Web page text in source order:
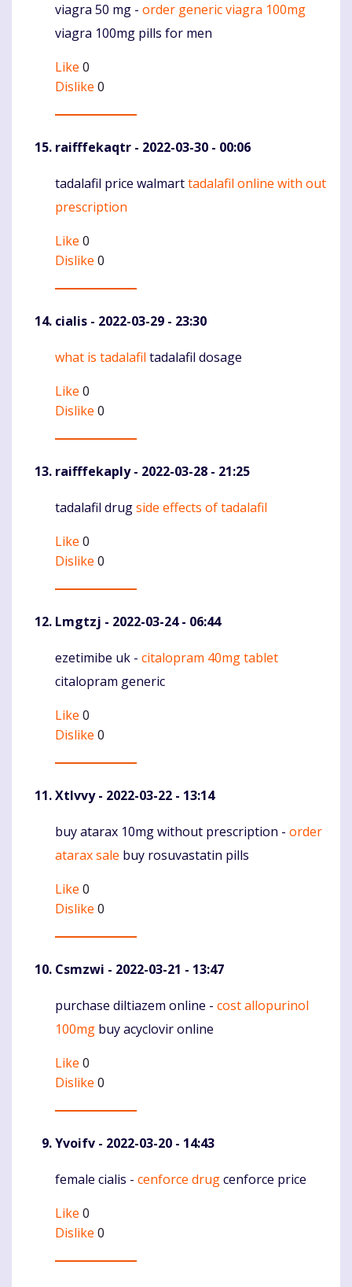
Komentaras
viagra 50 mg - order generic viagra 100mg
viagra 100mg pills for men
Like 0
Dislike 0
raifffekaqtr - 2022-03-30 - 00:06
Komentaras
tadalafil price walmarttadalafil online with out
prescription
Like 0
Dislike 0
cialis - 2022-03-29 - 23:30
Komentaras
what is tadalafil tadalafil dosage
Like 0
Dislike 0
raifffekaply- 2022-03-28 - 21:25
Komentaras
tadalafil drugside effects of tadalafil
Like 0
Dislike 0
Lmgtzj - 2022-03-24 - 06:44
Komentaras
ezetimibe uk - citalopram 40mg tablet
citalopram generic
Like 0
Dislike 0
Xtlvvy- 2022-03-22 - 13:14
Komentaras
buy atarax 10mg without prescription - order
atarax sale buy rosuvastatin pills
Like 0
Dislike 0
Csmzwi - 2022-03-21 - 13:47
Komentaras
purchase diltiazem online - cost allopurinol
100mg buy acyclovir online
Like 0
Dislike 0
Yvoifv - 2022-03-20 - 14:43
Komentaras
female cialis - cenforce drugcenforce price
Like 0
Dislike 0